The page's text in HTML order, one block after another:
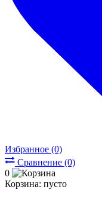
Избранное (0)
Сравнение (0)
0
Корзина: пусто